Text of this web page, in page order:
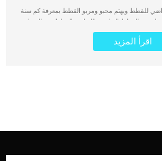
للقطط ويهتم محبو ومربو القطط بمعرفة كم سنة
عمر القطط المناسب للتزاوج. القطط هي الحيوان
العالم حيث يقدر مربي القطط حول العالم بمئات
وكذلك يختلف سلوكها من سلالة إلى أخرى، وكذلك
البعض. كم تعيش القطط تعيش القطط في المتوسط
اقرأ المزيد